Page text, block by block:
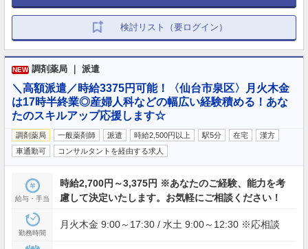
検討リスト（要ログイン）
NEW 調剤薬局 ｜ 派遣
＼高額派遣／時給3375円可能！〈仙台市泉区〉月火木金
は17時半終業◎産婦人科などの幅広い経験積める！あな
たのスキルアップ応援します☆
調剤薬局 一般薬剤師 派遣 時給2,500円以上 駅5分 在宅
漢方
車通勤可
コンサルタントを経由する求人
給与・手当
時給2,700円～3,375円 ※あなたのご経験、能力を考
慮して決定いたします。お気軽にご相談ください！
勤務時間
月火木金 9:00～17:30 / 水土 9:00～12:30 ※応相談